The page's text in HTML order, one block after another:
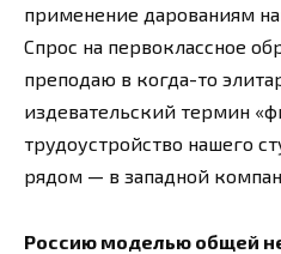
применение дарованиям
Спрос на первоклассное
преподаю в когда-то
издевательский термин
трудоустройство нашего
рядом — в западной
Россию моделью общей